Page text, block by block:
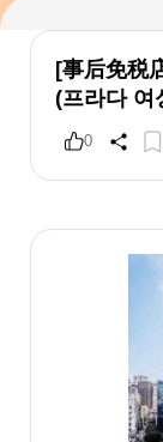
[事后免税
(프라다 여
0